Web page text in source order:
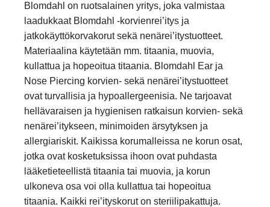
Blomdahl on ruotsalainen yritys, joka valmistaa
laadukkaat Blomdahl -korvienrei’itys ja
jatkokäyttökorvakorut sekä nenärei’itystuotteet.
Materiaalina käytetään mm. titaania, muovia,
kullattua ja hopeoitua titaania. Blomdahl Ear ja
Nose Piercing korvien- sekä nenärei’itystuotteet
ovat turvallisia ja hypoallergeenisia. Ne tarjoavat
hellävaraisen ja hygienisen ratkaisun korvien- sekä
nenärei’itykseen, minimoiden ärsytyksen ja
allergiariskit. Kaikissa korumalleissa ne korun osat,
jotka ovat kosketuksissa ihoon ovat puhdasta
lääketieteellistä titaania tai muovia, ja korun
ulkoneva osa voi olla kullattua tai hopeoitua
titaania. Kaikki rei’ityskorut on steriilipakattuja.